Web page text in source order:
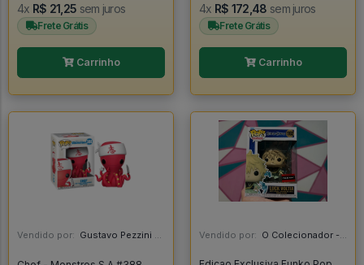
4x R$ 21,25 sem juros
Frete Grátis
Carrinho
4x R$ 172,48 sem juros
Frete Grátis
Carrinho
Vendido por: Gustavo Pezzini - MG Vendido por: O Colecionador - SP